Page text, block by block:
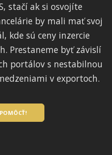
stačí ak si osvojíte
by mali mať svoj
kde sú ceny inzercie
Prestaneme byť závislí
portálov s nestabilnou
v exportoch.